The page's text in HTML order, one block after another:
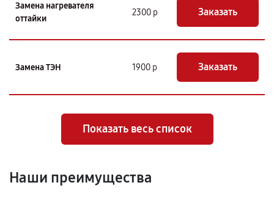
Замена нагревателя
оттайки
2300 р Заказать
Замена ТЭН 1900 р Заказать
Показать весь список
Наши преимущества